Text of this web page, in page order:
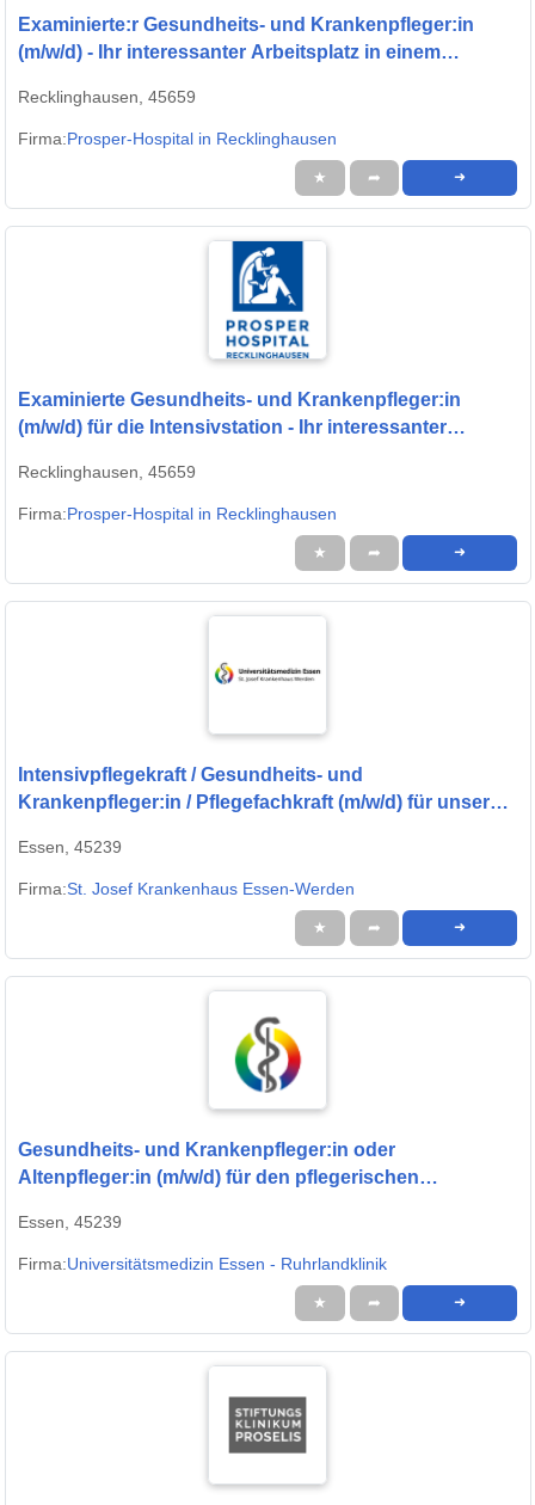
Examinierte:r Gesundheits- und Krankenpfleger:in
(m/w/d) - Ihr interessanter Arbeitsplatz in einem
Recklinghausen, 45659
Firma:Prosper-Hospital in Recklinghausen
★ ➦ ➜
Examinierte Gesundheits- und Krankenpfleger:in
(m/w/d) für die Intensivstation - Ihr interessanter
Recklinghausen, 45659
Firma:Prosper-Hospital in Recklinghausen
★ ➦ ➜
Intensivpflegekraft / Gesundheits- und
Krankenpfleger:in / Pflegefachkraft (m/w/d) für unsere
Essen, 45239
Firma:St. Josef Krankenhaus Essen-Werden
★ ➦ ➜
Gesundheits- und Krankenpfleger:in oder
Altenpfleger:in (m/w/d) für den pflegerischen
Essen, 45239
Firma:Universitätsmedizin Essen - Ruhrlandklinik
★ ➦ ➜